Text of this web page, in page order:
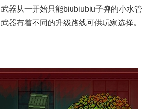
器从一开始只能biubiubiu子弹的小水管
器有着不同的升级路线可供玩家选择。